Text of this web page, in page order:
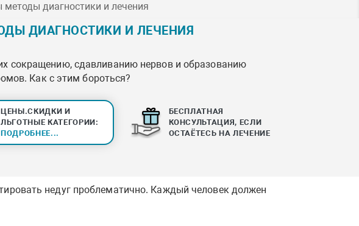
диагностики и лечения
ДИАГНОСТИКИ И ЛЕЧЕНИЯ
сокращению, сдавливанию нервов и образованию
Как с этим бороться?
ЦЕНЫ.СКИДКИ И
ЛЬГОТНЫЕ КАТЕГОРИИ:
ПОДРОБНЕЕ...
БЕСПЛАТНАЯ
КОНСУЛЬТАЦИЯ, ЕСЛИ
ОСТАЁТЕСЬ НА ЛЕЧЕНИЕ
недуг проблематично. Каждый человек должен